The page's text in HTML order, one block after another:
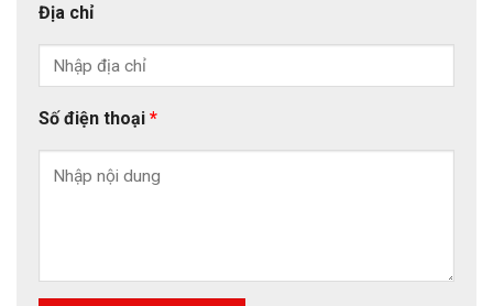
Địa chỉ
Số điện thoại *